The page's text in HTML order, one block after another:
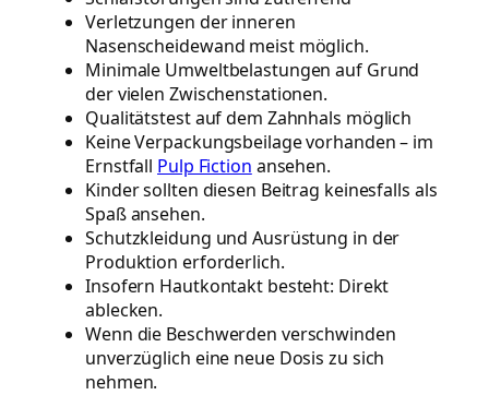
Verletzungen der inneren
Nasenscheidewand meist möglich.
Minimale Umweltbelastungen auf Grund
der vielen Zwischenstationen.
Qualitätstest auf dem Zahnhals möglich
Keine Verpackungsbeilage vorhanden – im
Ernstfall Pulp Fiction ansehen.
Kinder sollten diesen Beitrag keinesfalls als
Spaß ansehen.
Schutzkleidung und Ausrüstung in der
Produktion erforderlich.
Insofern Hautkontakt besteht: Direkt
ablecken.
Wenn die Beschwerden verschwinden
unverzüglich eine neue Dosis zu sich
nehmen.